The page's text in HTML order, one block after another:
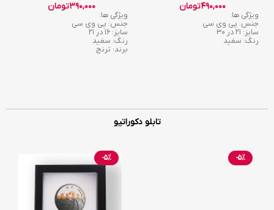
490,000تومان
ویژگی ها:
جنس: پی وی سی
سایز: 21 در 30
رنگ: سفید
390,000تومان
ویژگی ها:
جنس: پی وی سی
سایز: 16 در 21
رنگ: سفید
برند: ترنج
تابلو دکوراتیو
-5%
-5%